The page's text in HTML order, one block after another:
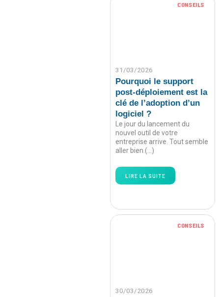
CONSEILS
31/03/2026
Pourquoi le support
post-déploiement est la
clé de l’adoption d’un
logiciel ?
Le jour du lancement du
nouvel outil de votre
entreprise arrive. Tout semble
aller bien.(…)
LIRE LA SUITE
CONSEILS
30/03/2026